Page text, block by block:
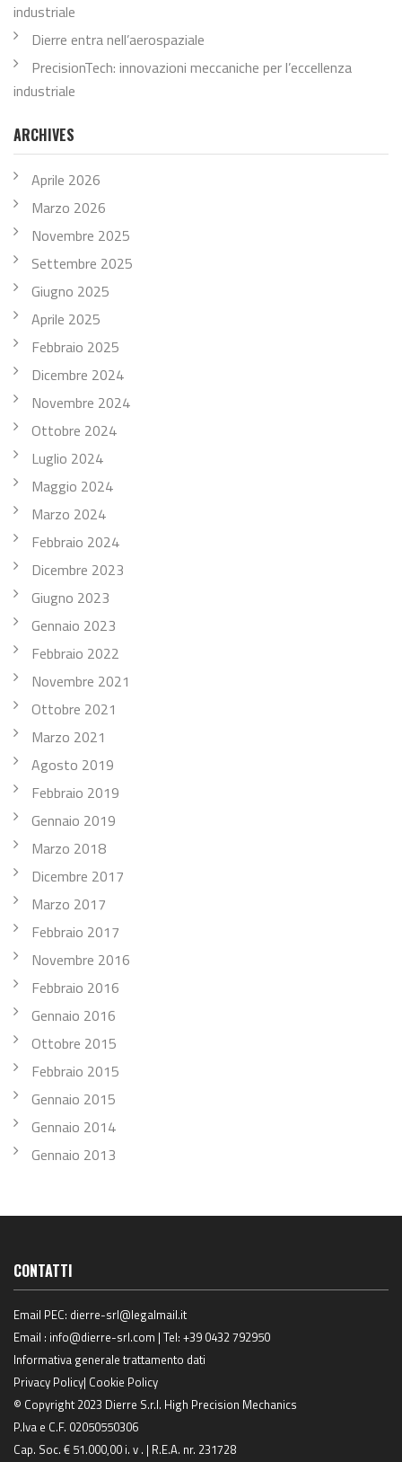
industriale
Dierre entra nell’aerospaziale
PrecisionTech: innovazioni meccaniche per l’eccellenza
industriale
ARCHIVES
Aprile 2026
Marzo 2026
Novembre 2025
Settembre 2025
Giugno 2025
Aprile 2025
Febbraio 2025
Dicembre 2024
Novembre 2024
Ottobre 2024
Luglio 2024
Maggio 2024
Marzo 2024
Febbraio 2024
Dicembre 2023
Giugno 2023
Gennaio 2023
Febbraio 2022
Novembre 2021
Ottobre 2021
Marzo 2021
Agosto 2019
Febbraio 2019
Gennaio 2019
Marzo 2018
Dicembre 2017
Marzo 2017
Febbraio 2017
Novembre 2016
Febbraio 2016
Gennaio 2016
Ottobre 2015
Febbraio 2015
Gennaio 2015
Gennaio 2014
Gennaio 2013
CONTATTI
Email PEC: dierre-srl@legalmail.it
Email : info@dierre-srl.com | Tel: +39 0432 792950
Informativa generale trattamento dati
Privacy Policy| Cookie Policy
© Copyright 2023 Dierre S.r.l. High Precision Mechanics
P.Iva e C.F. 02050550306
Cap. Soc. € 51.000,00 i. v . | R.E.A. nr. 231728